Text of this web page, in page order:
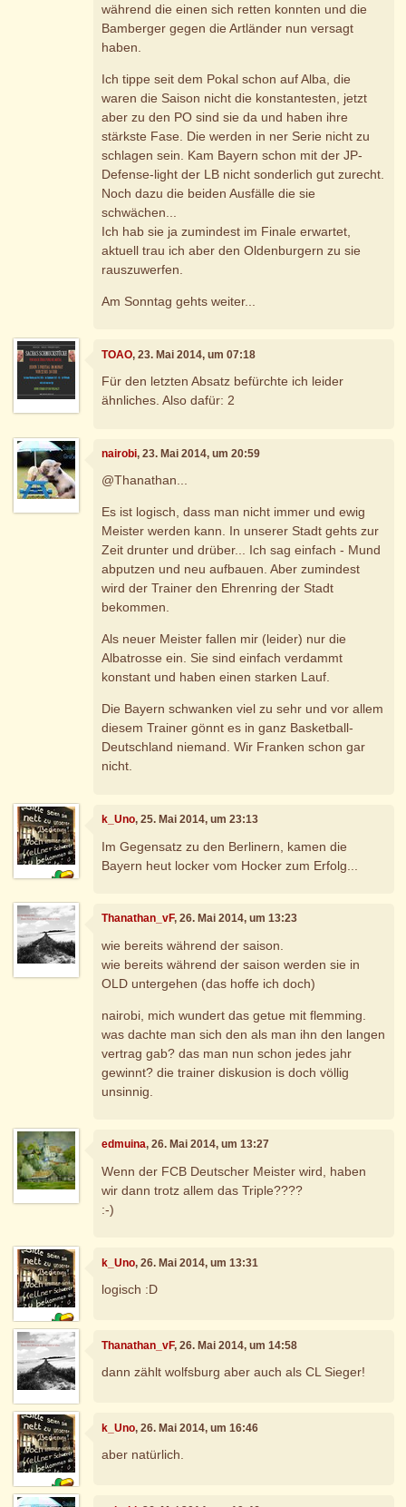
während die einen sich retten konnten und die
Bamberger gegen die Artländer nun versagt
haben.
Ich tippe seit dem Pokal schon auf Alba, die
waren die Saison nicht die konstantesten, jetzt
aber zu den PO sind sie da und haben ihre
stärkste Fase. Die werden in ner Serie nicht zu
schlagen sein. Kam Bayern schon mit der JP-
Defense-light der LB nicht sonderlich gut zurecht.
Noch dazu die beiden Ausfälle die sie
schwächen...
Ich hab sie ja zumindest im Finale erwartet,
aktuell trau ich aber den Oldenburgern zu sie
rauszuwerfen.
Am Sonntag gehts weiter...
TOAO, 23. Mai 2014, um 07:18
Für den letzten Absatz befürchte ich leider
ähnliches. Also dafür: 2
nairobi, 23. Mai 2014, um 20:59
@Thanathan...
Es ist logisch, dass man nicht immer und ewig
Meister werden kann. In unserer Stadt gehts zur
Zeit drunter und drüber... Ich sag einfach - Mund
abputzen und neu aufbauen. Aber zumindest
wird der Trainer den Ehrenring der Stadt
bekommen.
Als neuer Meister fallen mir (leider) nur die
Albatrosse ein. Sie sind einfach verdammt
konstant und haben einen starken Lauf.
Die Bayern schwanken viel zu sehr und vor allem
diesem Trainer gönnt es in ganz Basketball-
Deutschland niemand. Wir Franken schon gar
nicht.
k_Uno, 25. Mai 2014, um 23:13
Im Gegensatz zu den Berlinern, kamen die
Bayern heut locker vom Hocker zum Erfolg...
Thanathan_vF, 26. Mai 2014, um 13:23
wie bereits während der saison.
wie bereits während der saison werden sie in
OLD untergehen (das hoffe ich doch)
nairobi, mich wundert das getue mit flemming.
was dachte man sich den als man ihn den langen
vertrag gab? das man nun schon jedes jahr
gewinnt? die trainer diskusion is doch völlig
unsinnig.
edmuina, 26. Mai 2014, um 13:27
Wenn der FCB Deutscher Meister wird, haben
wir dann trotz allem das Triple????
:-)
k_Uno, 26. Mai 2014, um 13:31
logisch :D
Thanathan_vF, 26. Mai 2014, um 14:58
dann zählt wolfsburg aber auch als CL Sieger!
k_Uno, 26. Mai 2014, um 16:46
aber natürlich.